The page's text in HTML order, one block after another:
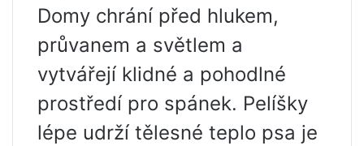
Domy chrání před hlukem,
průvanem a světlem a
vytvářejí klidné a pohodlné
prostředí pro spánek. Pelíšky
lépe udrží tělesné teplo psa je